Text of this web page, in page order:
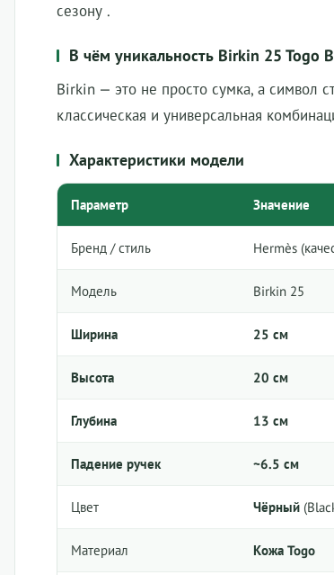
сезону .
В чём уникальность Birkin 25 Togo
Birkin — это не просто сумка, а символ
классическая и универсальная
Характеристики модели
Параметр Значение
Бренд / стиль Hermès
Модель Birkin 25
Ширина 25 см
Высота 20 см
Глубина 13 см
Падение ручек ~6.5 см
Цвет Чёрный
Материал Кожа Togo